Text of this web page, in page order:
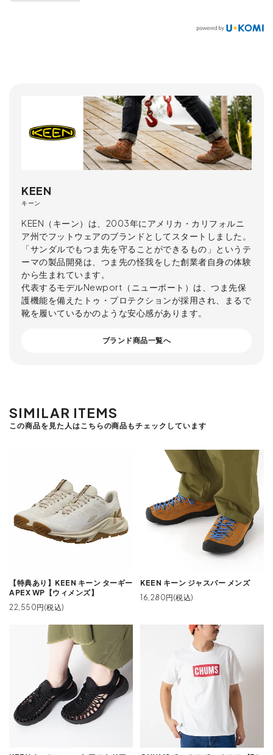
KEEN
キーン
KEEN（キーン）は、2003年にアメリカ・カリフォルニ
ア州でフットウェアのブランドとしてスタートしました。
「サンダルでもつま先を守ることができるもの」というテ
ーマの製品開発は、つま先の怪我をした創業者自身の体験
から生まれています。
代表するモデルNewport（ニューポート）は、つま先保
護機能を備えたトゥ・プロテクションが採用され、まるで
靴を履いているかのような安心感があります。
ブランド商品一覧へ
SIMILAR ITEMS
この商品を見た人はこちらの商品もチェックしています
【特典あり】KEEN キーン ターギー
APEX WP【ウィメンズ】
22,550円(税込)
KEEN キーン ジャスパー メンズ
16,280円(税込)